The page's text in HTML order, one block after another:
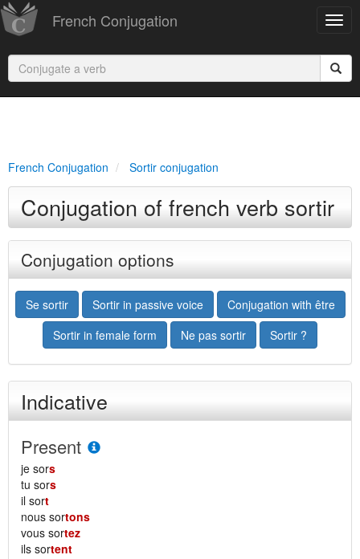
French Conjugation
French Conjugation Sortir conjugation
Conjugation of french verb sortir
Conjugation options
Se sortir Sortir in passive voice
Conjugation with être
Sortir in female form
Ne pas sortir Sortir ?
Indicative
Present
je sors
tu sors
il sort
nous sortons
vous sortez
ils sortent